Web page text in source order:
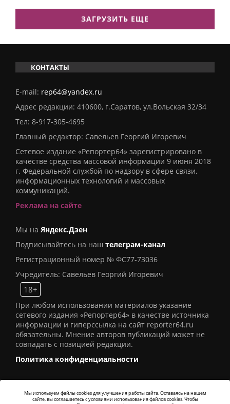
ЗАГРУЗИТЬ ЕЩЕ
КОНТАКТЫ
E-mail: rep64@yandex.ru
Адрес редакции: 410600, г.Саратов, ул.Вольская 32/34
Тел: 8-917-305-4695
Главный редактор: Савельев Георгий Игоревич
Сетевое издание «Репортер64» зарегистрировано в
качестве средства массовой информации 9 июня 2018
г. Федеральной службой по надзору в сфере связи,
информационных технологий и массовых
коммуникаций.
Реклама на сайте
Мы на Яндекс.Дзен
Подписывайтесь на наш телеграм-канал
Регистрационный номер № ФС77-73036
Учредитель: Савельев Георгий Игоревич
18+
При любом использовании материалов указание
сетевого издания «Репортер64» в качестве источника
информации и гиперссылка на сайт reporter64.ru
обязательны. Мнение авторов публикаций может не
совпадать с позицией редакции.
Политика конфиденциальности
Мы используем файлы cookies для улучшения работы сайта. Оставаясь на нашем
сайте, вы соглашаетесь с условиями использования файлов cookies. Чтобы